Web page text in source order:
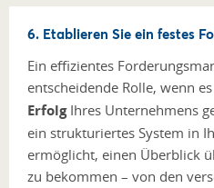
6. Etablieren Sie ein festes
Ein effizientes
entscheidende Rolle, wenn
ErfolgIhres Unternehmens
ein strukturiertes System in
ermöglicht, einen Überblick
zu bekommen – von den